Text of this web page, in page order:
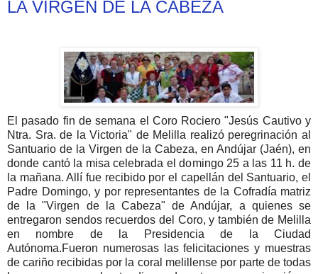
LA VIRGEN DE LA CABEZA
El pasado fin de semana el Coro Rociero "Jesús Cautivo y
Ntra. Sra. de la Victoria" de Melilla realizó peregrinación al
Santuario de la Virgen de la Cabeza, en Andújar (Jaén), en
donde cantó la misa celebrada el domingo 25 a las 11 h. de
la mañana. Allí fue recibido por el capellán del Santuario, el
Padre Domingo, y por representantes de la Cofradía matriz
de la "Virgen de la Cabeza" de Andújar, a quienes se
entregaron sendos recuerdos del Coro, y también de Melilla
en nombre de la Presidencia de la Ciudad
Autónoma.Fueron numerosas las felicitaciones y muestras
de cariño recibidas por la coral melillense por parte de todas